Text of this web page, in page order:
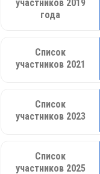
участников 2019
года
Список
участников 2021
Список
участников 2023
Список
участников 2025